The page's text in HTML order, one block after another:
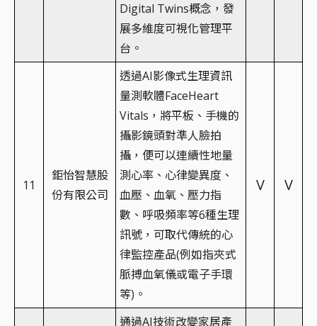
Digital Twins概念，發
展多維度可視化管理平
台。
11
鉅怡智慧股
份有限公司
透過AI影像式生理資訊
量測軟體FaceHeart
Vitals，將平板、手機的
攝影鏡頭對準人臉拍
攝，便可以連續性地量
測心率、心律變異度、
血壓、血氧、壓力指
數、呼吸頻率等6種生理
訊號，可取代傳統的心
律監控產品(例如指夾式
脈搏血氧儀或電子手環
等)。
V V
通過AI技術改變家居產